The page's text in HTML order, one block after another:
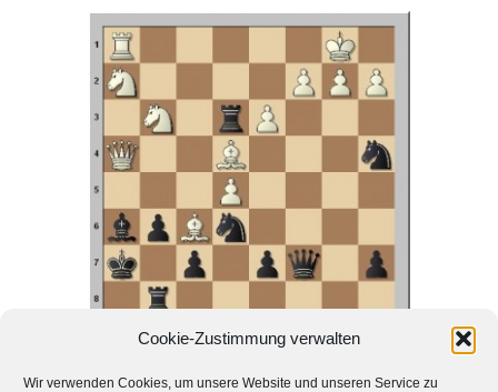
Cookie-Zustimmung verwalten
Wir verwenden Cookies, um unsere Website und unseren Service zu
Schwarz am Zug